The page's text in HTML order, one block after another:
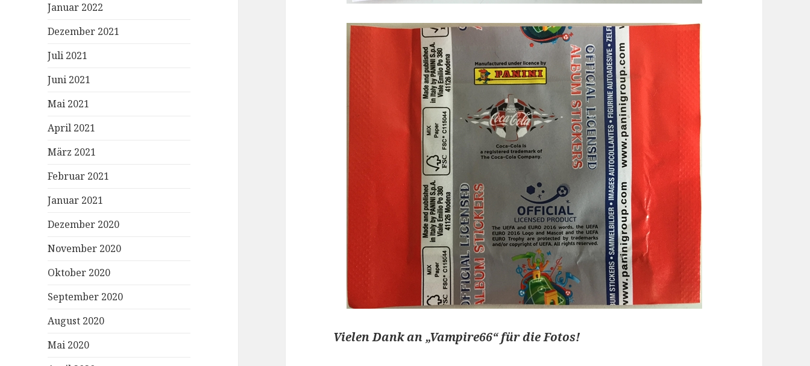
Januar 2022
Dezember 2021
Juli 2021
Juni 2021
Mai 2021
April 2021
März 2021
Februar 2021
Januar 2021
Dezember 2020
November 2020
Oktober 2020
September 2020
August 2020
Mai 2020
Vielen Dank an „Vampire66“ für die Fotos!